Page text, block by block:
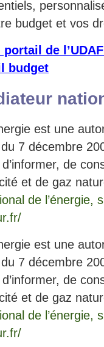
budget et vos
portail de
budget
est une
7 décembre
de
et de gaz
de l’énergie,
est une
7 décembre
de
et de gaz
de l’énergie,